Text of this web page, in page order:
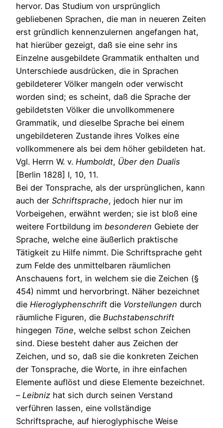
hervor. Das Studium von ursprünglich
gebliebenen Sprachen, die man in neueren Zeiten
erst gründlich kennenzulernen angefangen hat,
hat hierüber gezeigt, daß sie eine sehr ins
Einzelne ausgebildete Grammatik enthalten und
Unterschiede ausdrücken, die in Sprachen
gebildeterer Völker mangeln oder verwischt
worden sind; es scheint, daß die Sprache der
gebildetsten Völker die unvollkommenere
Grammatik, und dieselbe Sprache bei einem
ungebildeteren Zustande ihres Volkes eine
vollkommenere als bei dem höher gebildeten hat.
Vgl. Herrn W. v. Humboldt, Über den Dualis
[Berlin 1828] I, 10, 11.
Bei der Tonsprache, als der ursprünglichen, kann
auch der Schriftsprache, jedoch hier nur im
Vorbeigehen, erwähnt werden; sie ist bloß eine
weitere Fortbildung im besonderen Gebiete der
Sprache, welche eine äußerlich praktische
Tätigkeit zu Hilfe nimmt. Die Schriftsprache geht
zum Felde des unmittelbaren räumlichen
Anschauens fort, in welchem sie die Zeichen (§
454) nimmt und hervorbringt. Näher bezeichnet
die Hieroglyphenschrift die Vorstellungen durch
räumliche Figuren, die Buchstabenschrift
hingegen Töne, welche selbst schon Zeichen
sind. Diese besteht daher aus Zeichen der
Zeichen, und so, daß sie die konkreten Zeichen
der Tonsprache, die Worte, in ihre einfachen
Elemente auflöst und diese Elemente bezeichnet.
– Leibniz hat sich durch seinen Verstand
verführen lassen, eine vollständige
Schriftsprache, auf hieroglyphische Weise